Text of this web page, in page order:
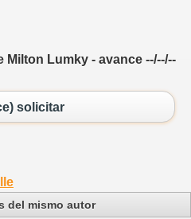
Milton Lumky - avance --/--/--
solicitar
del mismo autor